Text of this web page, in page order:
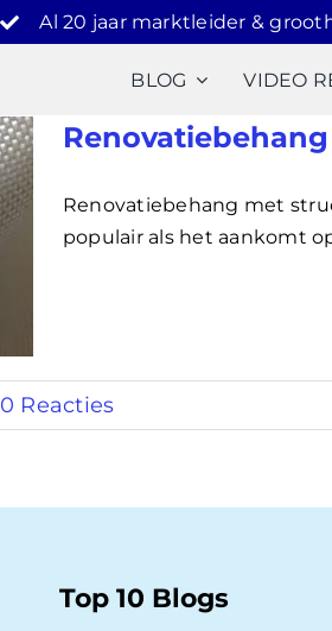
Al 20 jaar marktleider &
BLOG VIDEO
Renovatiebehang met
populair als het aankomt
0 Reacties
Top 10 Blogs